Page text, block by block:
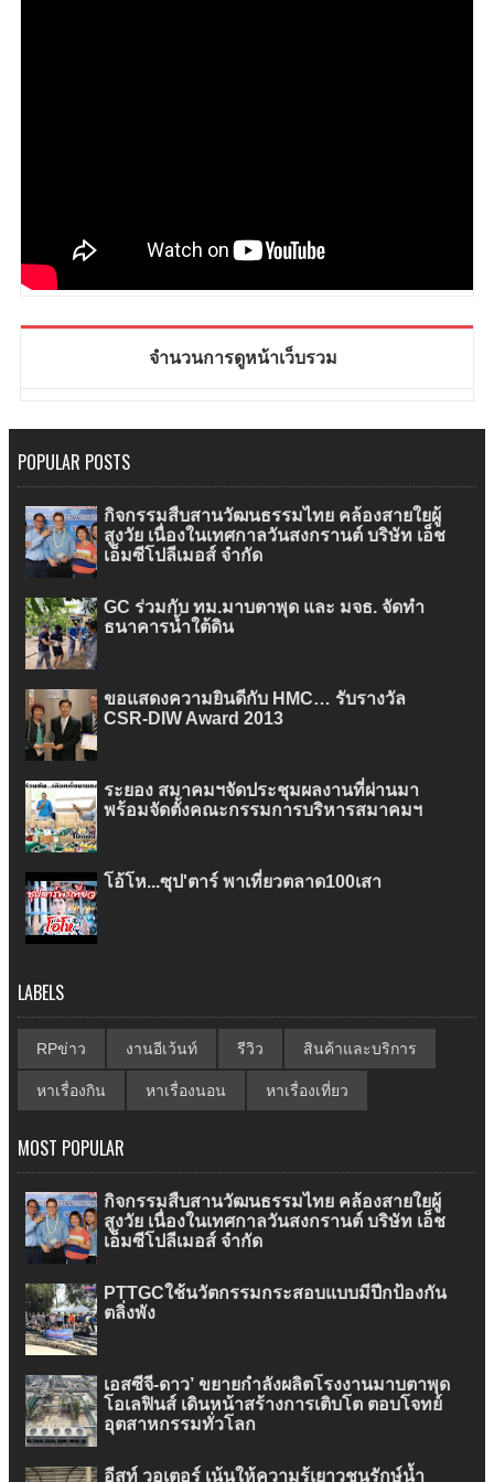
จำนวนการดูหน้าเว็บรวม
POPULAR POSTS
กิจกรรมสืบสานวัฒนธรรมไทย คล้องสายใยผู้
สูงวัย เนื่องในเทศกาลวันสงกรานต์ บริษัท เอ็ช
เอ็มซีโปลีเมอส์ จำกัด
GC ร่วมกับ ทม.มาบตาพุด และ มจธ. จัดทำ
ธนาคารน้ำใต้ดิน
ขอแสดงความยินดีกับ HMC… รับรางวัล
CSR-DIW Award 2013
ระยอง สมาคมฯจัดประชุมผลงานที่ผ่านมา
พร้อมจัดตั้งคณะกรรมการบริหารสมาคมฯ
โอ้โห...ซุป'ตาร์ พาเที่ยวตลาด100เสา
LABELS
RPข่าว งานอีเว้นท์ รีวิว สินค้าและบริการ
หาเรื่องกิน หาเรื่องนอน หาเรื่องเที่ยว
MOST POPULAR
กิจกรรมสืบสานวัฒนธรรมไทย คล้องสายใยผู้
สูงวัย เนื่องในเทศกาลวันสงกรานต์ บริษัท เอ็ช
เอ็มซีโปลีเมอส์ จำกัด
PTTGCใช้นวัตกรรมกระสอบแบบมีปีกป้องกัน
ตลิ่งพัง
เอสซีจี-ดาว’ ขยายกำลังผลิตโรงงานมาบตาพุด
โอเลฟินส์ เดินหน้าสร้างการเติบโต ตอบโจทย์
อุตสาหกรรมทั่วโลก
อีสท์ วอเตอร์ เน้นให้ความรู้เยาวชนรักษ์น้ำ